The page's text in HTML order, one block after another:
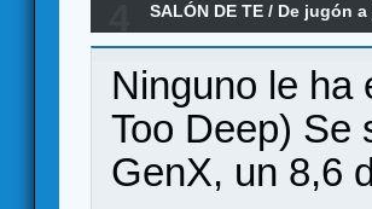
SALÓN DE TE / De jugón
Ninguno le ha
Too Deep) Se
GenX, un 8,6